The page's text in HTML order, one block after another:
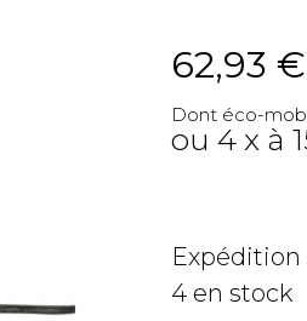
62,93 €
Dont éco-
ou 4 x à
Expédition
4 en stock